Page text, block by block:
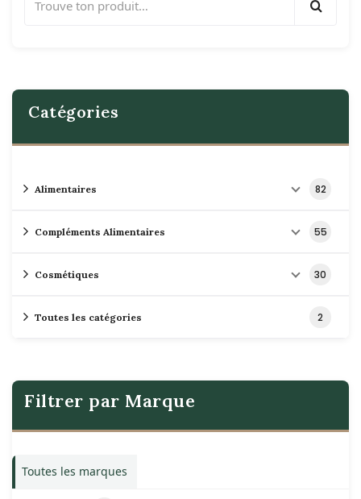
Catégories
Alimentaires 82
Compléments Alimentaires 55
Cosmétiques 30
Toutes les catégories 2
Filtrer par Marque
Toutes les marques